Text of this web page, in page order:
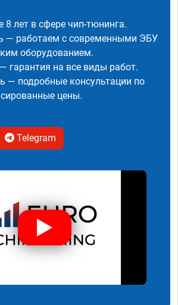
8 лет в сфере чип-тюнинга.
— работаем с современными ЭБУ
оборудованием.
гарантия на все виды работ.
— подробные консультации по
цены.
Telegram